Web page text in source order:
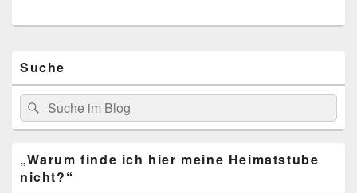
Seitenleisten
Widget-
Bereich
Suche
Search
for:
Suche
„Warum finde ich hier meine Heimatstube
nicht?“